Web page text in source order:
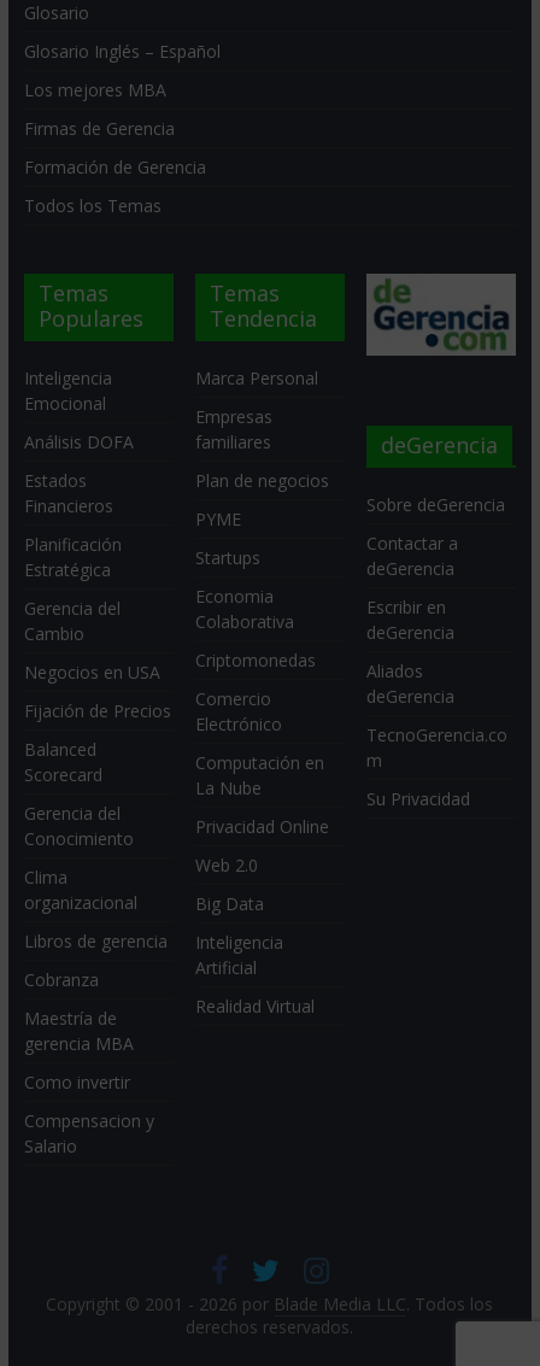
Glosario
Glosario Inglés – Español
Los mejores MBA
Firmas de Gerencia
Formación de Gerencia
Todos los Temas
Temas
Populares
Inteligencia
Emocional
Análisis DOFA
Estados
Financieros
Planificación
Estratégica
Gerencia del
Cambio
Negocios en USA
Fijación de Precios
Balanced
Scorecard
Gerencia del
Conocimiento
Clima
organizacional
Libros de gerencia
Cobranza
Maestría de
gerencia MBA
Como invertir
Compensacion y
Salario
Temas
Tendencia
Marca Personal
Empresas
familiares
Plan de negocios
PYME
Startups
Economia
Colaborativa
Criptomonedas
Comercio
Electrónico
Computación en
La Nube
Privacidad Online
Web 2.0
Big Data
Inteligencia
Artificial
Realidad Virtual
deGerencia
Sobre deGerencia
Contactar a
deGerencia
Escribir en
deGerencia
Aliados
deGerencia
TecnoGerencia.co
m
Su Privacidad
Copyright © 2001 - 2026 por Blade Media LLC. Todos los
derechos reservados.